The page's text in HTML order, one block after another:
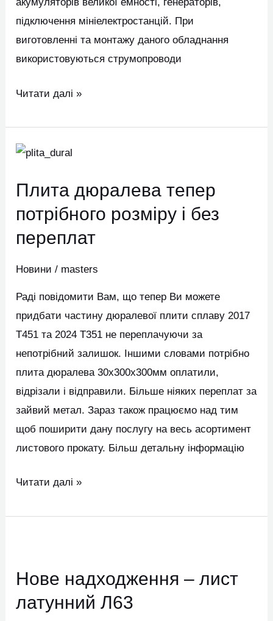
підключення мініелектростанцій. При
виготовленні та монтажу даного обладнання
використовуються струмопроводи
Читати далі »
Плита дюралева тепер
потрібного розміру і без
переплат
Новини / masters
Раді повідомити Вам, що тепер Ви можете
придбати частину дюралевої плити сплаву 2017
Т451 та 2024 Т351 не переплачуючи за
непотрібний залишок. Іншими словами потрібно
плита дюралева 30х300х300мм оплатили,
відрізали і відправили. Більше ніяких переплат за
зайвий метал. Зараз також працюємо над тим
щоб поширити дану послугу на весь асортимент
листового прокату. Більш детальну інформацію
Плита
тепер
потрібного
розміру
і
без
Читати далі »
Нове надходження – лист
латунний Л63
–
лист
латунний